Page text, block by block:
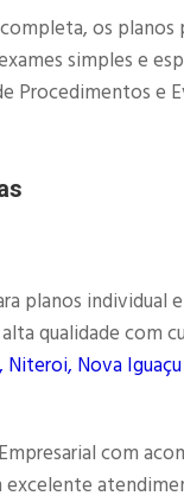
os planos
simples e
Procedimentos e
planos individual
qualidade com
Nova
com